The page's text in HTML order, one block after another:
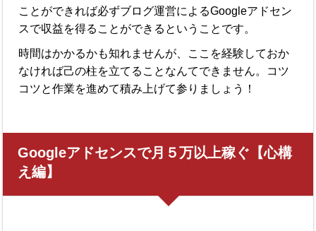
ことができれば必ずブログ運営によるGoogleアドセン
スで収益を得ることができるということです。
時間はかかるかも知れませんが、ここを経験しておか
なければ己の柱を立てることなんてできません。コツ
コツと作業を進めて積み上げて参りましょう！
Googleアドセンスで月５万以上稼ぐ【心構
え編】